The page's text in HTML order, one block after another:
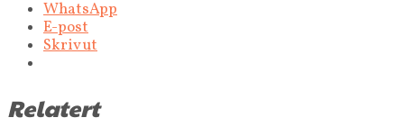
WhatsApp
E-post
Skriv ut
Relatert